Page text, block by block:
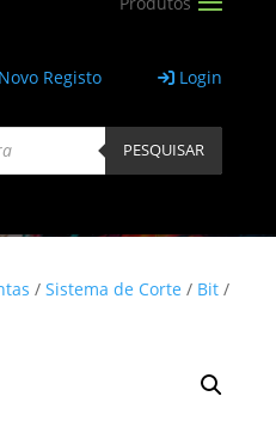
Novo Registo Login
PESQUISAR
/Sistema de Corte / Bit /